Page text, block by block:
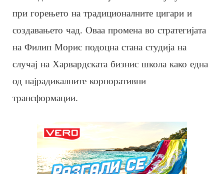
при горењето на традиционалните цигари и
создавањето чад. Оваа промена во стратегијата
на Филип Морис подоцна стана студија на
случај на Харвардската бизнис школа како една
од најрадикалните корпоративни
трансформации.